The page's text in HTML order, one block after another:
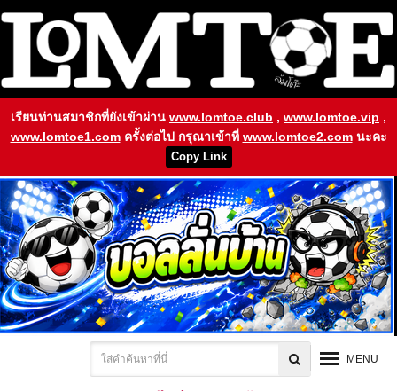
เรียนท่านสมาชิกที่ยังเข้าผ่าน www.lomtoe.club , www.lomtoe.vip ,
www.lomtoe1.com ครั้งต่อไป กรุณาเข้าที่ www.lomtoe2.comนะคะ
Copy Link
MENU